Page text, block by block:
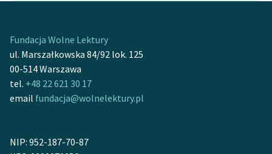
Fundacja Wolne Lektury
ul. Marszałkowska 84/92 lok. 125
00-514 Warszawa
tel. +48 22 621 30 17
email fundacja@wolnelektury.pl
NIP: 952-187-70-87